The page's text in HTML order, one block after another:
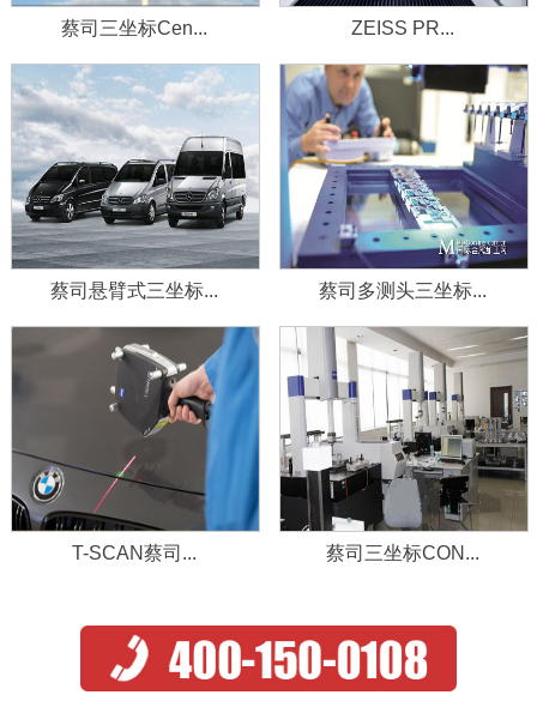
蔡司三坐标Cen... ZEISS PR...
蔡司悬臂式三坐标... 蔡司多测头三坐标...
T-SCAN蔡司... 蔡司三坐标CON...